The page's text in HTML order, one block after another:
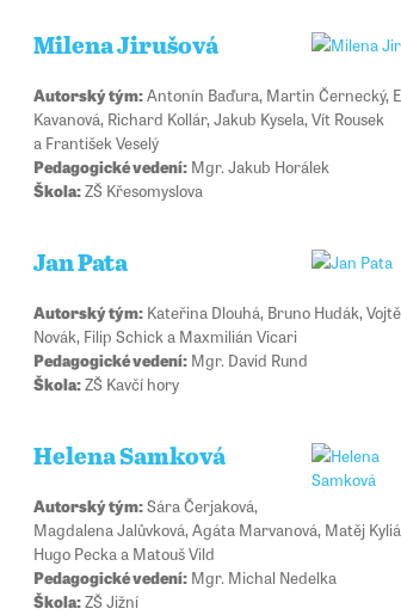
Milena Jirušová
Autorský tým:Antonín Baďura, Martin Černecký,
Kavanová, Richard Kollár, Jakub Kysela, Vít Rousek
a František Veselý
Pedagogické vedení: Mgr. Jakub Horálek
Škola:ZŠ Křesomyslova
Jan Pata
Autorský tým: Kateřina Dlouhá, Bruno Hudák,
Novák, Filip Schick a Maxmilián Vicari
Pedagogické vedení: Mgr. David Rund
Škola:ZŠ Kavčí hory
Helena Samková
Autorský tým:Sára Čerjaková,
Magdalena Jalůvková, Agáta Marvanová, Matěj
Hugo Pecka a Matouš Vild
Pedagogické vedení: Mgr. Michal Nedelka
Škola:ZŠ Jižní